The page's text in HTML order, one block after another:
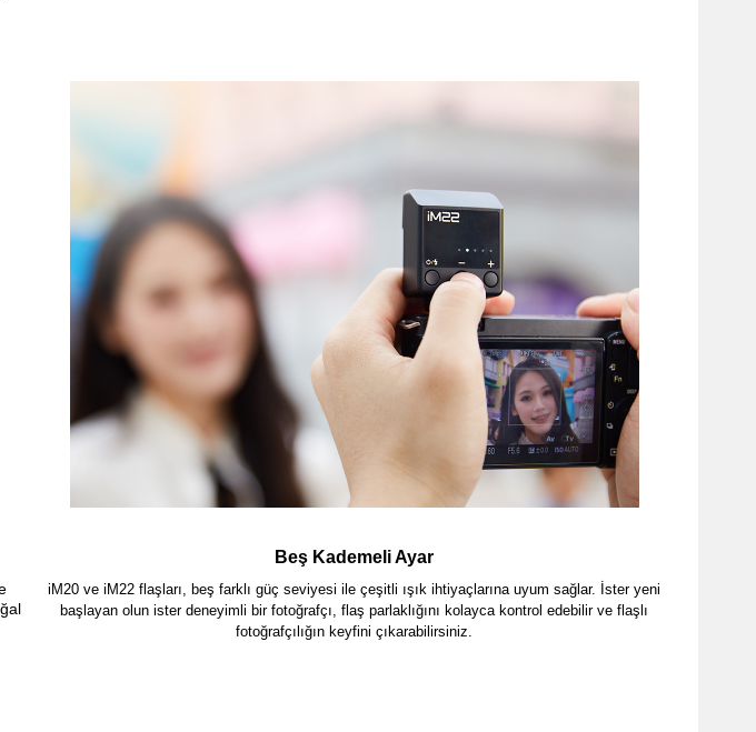
Beş Kademeli Ayar
iM20 ve iM22 flaşları, beş farklı güç seviyesi ile çeşitli ışık ihtiyaçlarına uyum sağlar. İster yeni
başlayan olun ister deneyimli bir fotoğrafçı, flaş parlaklığını kolayca kontrol edebilir ve flaşlı
fotoğrafçılığın keyfini çıkarabilirsiniz.